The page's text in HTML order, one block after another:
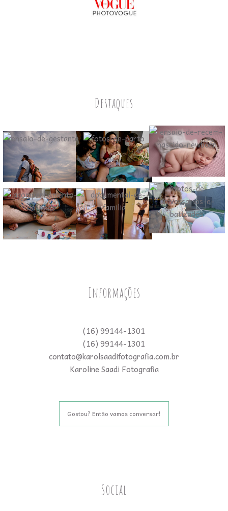
Destaques
Informações
(16) 99144-1301
(16) 99144-1301
contato@karolsaadifotografia.com.br
Karoline Saadi Fotografia
Gostou? Então vamos conversar!
Social